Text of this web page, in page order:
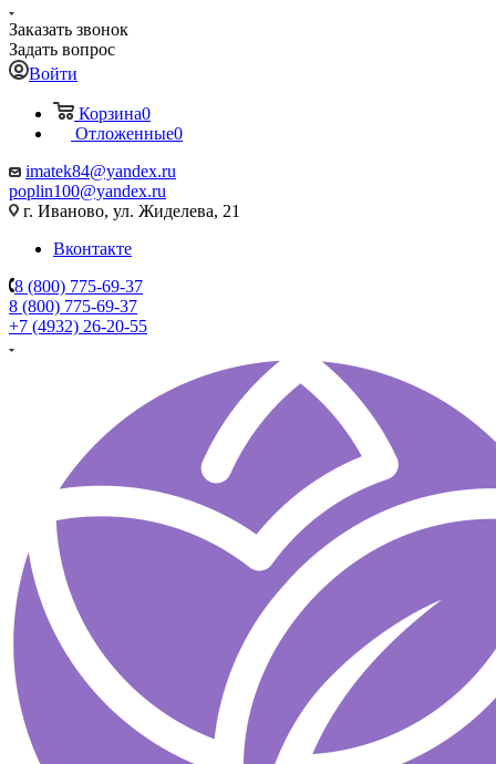
Заказать звонок
Задать вопрос
Войти
Корзина0
Отложенные0
imatek84@yandex.ru
poplin100@yandex.ru
г. Иваново, ул. Жиделева, 21
Вконтакте
8 (800) 775-69-37
8 (800) 775-69-37
+7 (4932) 26-20-55